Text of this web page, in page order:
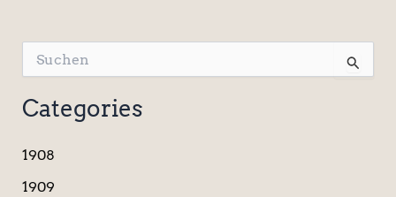
u
c
h
n
a
Categories
1908
1909